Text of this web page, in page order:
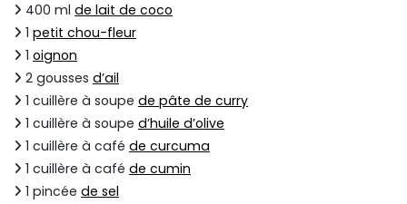
400 ml de lait de coco
1 petit chou-fleur
1 oignon
2 gousses d’ail
1 cuillère à soupe de pâte de curry
1 cuillère à soupe d’huile d’olive
1 cuillère à café de curcuma
1 cuillère à café de cumin
1 pincée de sel